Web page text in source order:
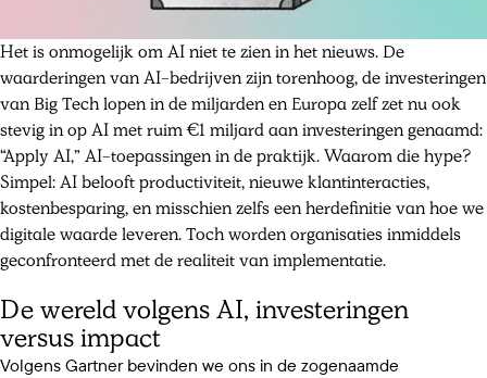
Het is onmogelijk om AI niet te zien in het nieuws. De
waarderingen van AI-bedrijven zijn torenhoog, de investeringen
van Big Tech lopen in de miljarden en Europa zelf zet nu ook
stevig in op AI met ruim €1 miljard aan investeringen genaamd:
“Apply AI,” AI-toepassingen in de praktijk. Waarom die hype?
Simpel: AI belooft productiviteit, nieuwe klantinteracties,
kostenbesparing, en misschien zelfs een herdefinitie van hoe we
digitale waarde leveren. Toch worden organisaties inmiddels
geconfronteerd met de realiteit van implementatie.
De wereld volgens AI, investeringen
versus impact
Volgens Gartner bevinden we ons in de zogenaamde